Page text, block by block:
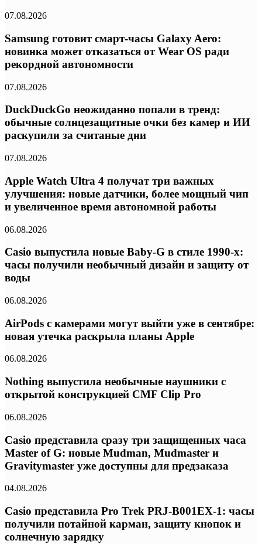
07.08.2026
Samsung готовит смарт-часы Galaxy Aero:
новинка может отказаться от Wear OS ради
рекордной автономности
07.08.2026
DuckDuckGo неожиданно попали в тренд:
обычные солнцезащитные очки без камер и ИИ
раскупили за считаные дни
07.08.2026
Apple Watch Ultra 4 получат три важных
улучшения: новые датчики, более мощный чип
и увеличенное время автономной работы
06.08.2026
Casio выпустила новые Baby-G в стиле 1990-х:
часы получили необычный дизайн и защиту от
воды
06.08.2026
AirPods с камерами могут выйти уже в сентябре:
новая утечка раскрыла планы Apple
06.08.2026
Nothing выпустила необычные наушники с
открытой конструкцией CMF Clip Pro
06.08.2026
Casio представила сразу три защищенных часа
Master of G: новые Mudman, Mudmaster и
Gravitymaster уже доступны для предзаказа
04.08.2026
Casio представила Pro Trek PRJ-B001EX-1: часы
получили потайной карман, защиту кнопок и
солнечную зарядку